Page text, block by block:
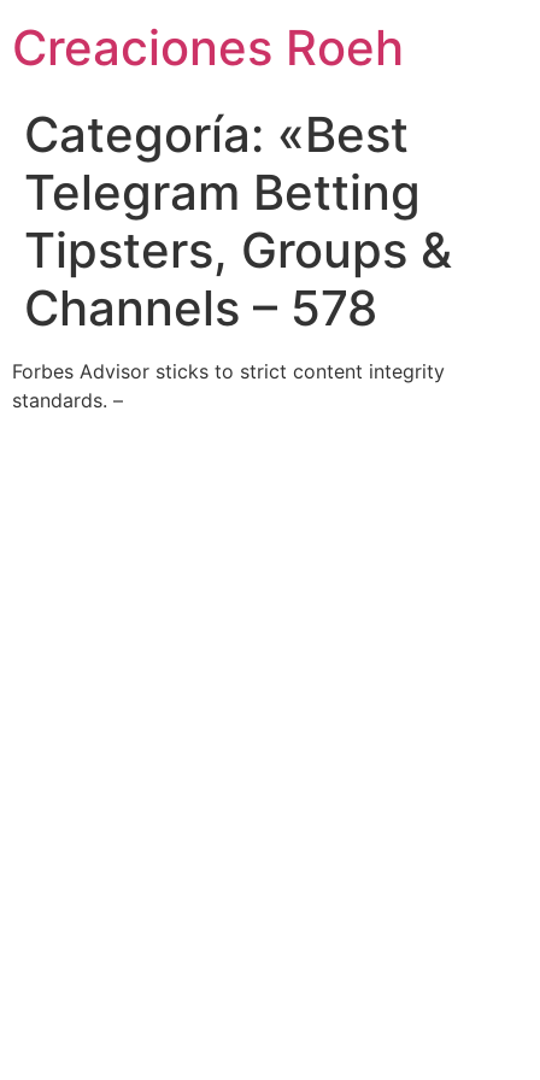
contenido
Creaciones Roeh
Categoría: «Best
Telegram Betting
Tipsters, Groups &
Channels – 578
Forbes Advisor sticks to strict content integrity
standards. –